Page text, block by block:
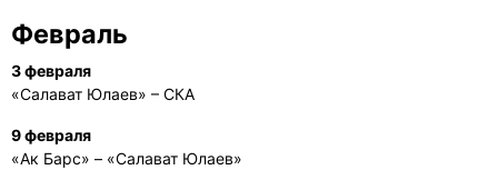
Февраль
3 февраля
«Салават Юлаев» – СКА
9 февраля
«Ак Барс» – «Салават Юлаев»